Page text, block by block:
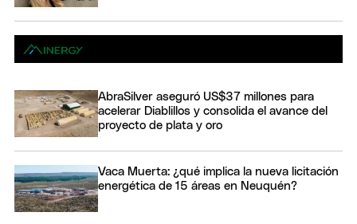
AbraSilver aseguró US$37 millones para
acelerar Diablillos y consolida el avance del
proyecto de plata y oro
Vaca Muerta: ¿qué implica la nueva licitación
energética de 15 áreas en Neuquén?